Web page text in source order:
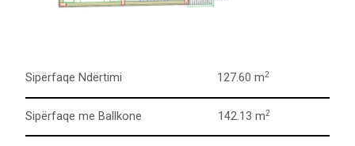
Sipërfaqe Ndërtimi 127.60 m2
Sipërfaqe me Ballkone 142.13 m2